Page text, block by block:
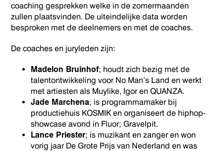
coaching gesprekken welke in de zomermaanden
zullen plaatsvinden. De uiteindelijke data worden
besproken met de deelnemers en met de coaches.
De coaches en juryleden zijn:
Madelon Bruinhof; houdt zich bezig met de
talentontwikkeling voor No Man’s Land en werkt
met artiesten als Muylike, Igor en QUANZA.
Jade Marchena; is programmamaker bij
productiehuis KOSMIK en organiseert de hiphop-
showcase avond in Fluor; Gravelpit.
Lance Priester; is muzikant en zanger en won
vorig jaar De Grote Prijs van Nederland en was